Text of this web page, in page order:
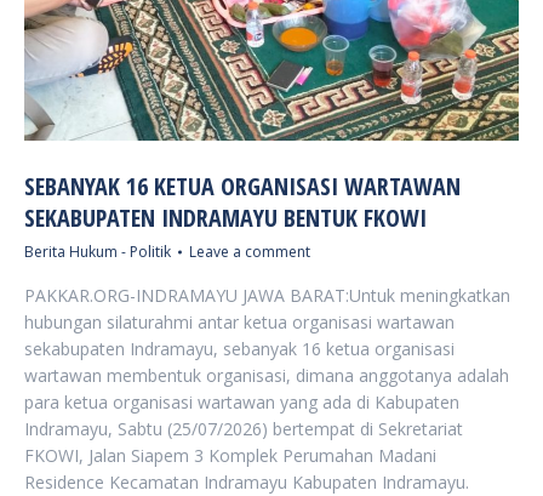
SEBANYAK 16 KETUA ORGANISASI WARTAWAN
SEKABUPATEN INDRAMAYU BENTUK FKOWI
Berita Hukum - Politik Leave a comment
PAKKAR.ORG-INDRAMAYU JAWA BARAT:Untuk meningkatkan
hubungan silaturahmi antar ketua organisasi wartawan
sekabupaten Indramayu, sebanyak 16 ketua organisasi
wartawan membentuk organisasi, dimana anggotanya adalah
para ketua organisasi wartawan yang ada di Kabupaten
Indramayu, Sabtu (25/07/2026) bertempat di Sekretariat
FKOWI, Jalan Siapem 3 Komplek Perumahan Madani
Residence Kecamatan Indramayu Kabupaten Indramayu.